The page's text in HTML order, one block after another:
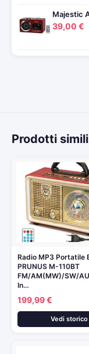
Majestic
39,00 €
Prodotti
Radio MP3 Portatile
PRUNUS M-110BT
FM/AM(MW)/SW/
In…
199,99 €
Vedi storico